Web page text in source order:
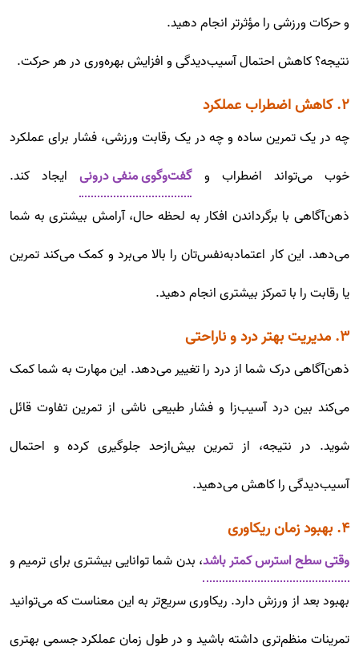
و حرکات ورزشی را مؤثرتر انجام دهید.
نتیجه؟ کاهش احتمال آسیب‌دیدگی و افزایش بهره‌وری در هر حرکت.
۲. کاهش اضطراب عملکرد
چه در یک تمرین ساده و چه در یک رقابت ورزشی، فشار برای عملکرد
خوب می‌تواند اضطراب وگفت‌وگوی منفی درونیایجاد کند.
ذهن‌آگاهی با برگرداندن افکار به لحظه حال، آرامش بیشتری به شما
می‌دهد. این کار اعتمادبه‌نفس‌تان را بالا می‌برد و کمک می‌کند تمرین
یا رقابت را با تمرکز بیشتری انجام دهید.
۳. مدیریت بهتر درد و ناراحتی
ذهن‌آگاهی درک شما از درد را تغییر می‌دهد. این مهارت به شما کمک
می‌کند بین درد آسیب‌زا و فشار طبیعی ناشی از تمرین تفاوت قائل
شوید. در نتیجه، از تمرین بیش‌ازحد جلوگیری کرده و احتمال
آسیب‌دیدگی را کاهش می‌دهید.
۴. بهبود زمان ریکاوری
وقتی سطح استرس کمتر باشد، بدن شما توانایی بیشتری برای ترمیم و
بهبود بعد از ورزش دارد. ریکاوری سریع‌تر به این معناست که می‌توانید
تمرینات منظم‌تری داشته باشید و در طول زمان عملکرد جسمی بهتری